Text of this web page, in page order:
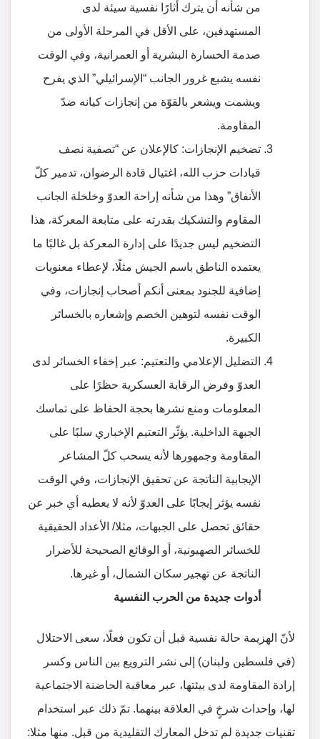
من شأنه أن يترك أثارًا نفسية سيئة لدى
المستهدفين، على الأقل في المرحلة الأولى من
صدمة الخسارة البشرية أو العمرانية، وفي الوقت
نفسه يشبع غرور الجانب “الإسرائيلي” الذي يفرح
ويشمت ويشعر بالقوّة من إنجازات كيانه ضدّ
المقاومة.
تضخيم الإنجازات: كالإعلان عن “تصفية نصف
قيادات حزب الله، اغتيال قادة الرضوان، تدمير كلّ
الأنفاق” وهذا من شأنه إراحة العدوّ وخلخلة الجانب
المقاوم والتشكيك بقدرته على متابعة المعركة، هذا
التضخيم ليس جديدًا على إدارة المعركة بل غالبًا ما
يعتمده الناطق باسم الجيش مثلًا، لإعطاء معنويات
إضافية للجنود بمعنى أنكم أصحاب إنجازات، وفي
الوقت نفسه لتوهين الخصم وإشعاره بالخسائر
الكبيرة.
التضليل الإعلامي والتعتيم: عبر إخفاء الخسائر لدى
العدوّ وفرض الرقابة العسكرية حظرًا على
المعلومات ومنع نشرها بحجة الحفاظ على تماسك
الجبهة الداخلية. يؤثّر التعتيم الإخباري سلبًا على
المقاومة وجمهورها لأنه يسحب كلّ المشاعر
الإيجابية الناتجة عن تحقيق الإنجازات، وفي الوقت
نفسه يؤثر إيجابًا على العدوّ لأنه لا يعطيه أي خبر عن
حقائق تحصل على الجبهات، مثلا/ الأعداد الحقيقية
للخسائر الصهيونية، أو الوقائع الصحيحة للأضرار
الناتجة عن تهجير سكان الشمال، أو غيرها.
أدوات جديدة من الحرب النفسية
لأنّ الهزيمة حالة نفسية قبل أن تكون فعلًا، سعى الاحتلال
(في فلسطين ولبنان) إلى نشر الترويع بين الناس وكسر
إرادة المقاومة لدى بيئتها، عبر معاقبة الحاضنة الاجتماعية
لها، وإحداث شرخٍ في العلاقة بينهما. تمّ ذلك عبر استخدام
تقنيات جديدة لم تدخل المعارك التقليدية من قبل. منها مثلا: